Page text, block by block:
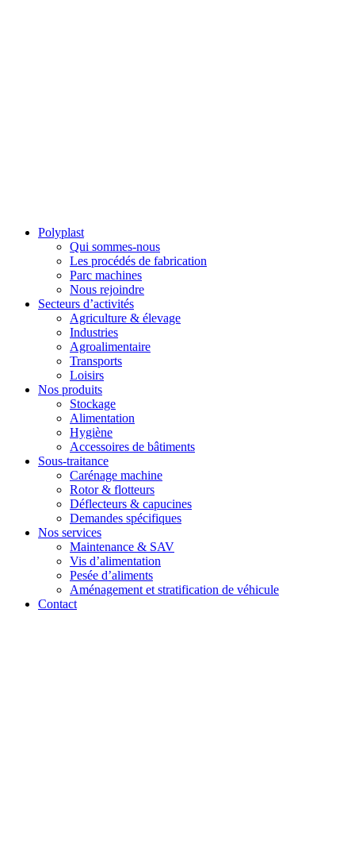
Polyplast
Qui sommes-nous
Les procédés de fabrication
Parc machines
Nous rejoindre
Secteurs d’activités
Agriculture & élevage
Industries
Agroalimentaire
Transports
Loisirs
Nos produits
Stockage
Alimentation
Hygiène
Accessoires de bâtiments
Sous-traitance
Carénage machine
Rotor & flotteurs
Déflecteurs & capucines
Demandes spécifiques
Nos services
Maintenance & SAV
Vis d’alimentation
Pesée d’aliments
Aménagement et stratification de véhicule
Contact